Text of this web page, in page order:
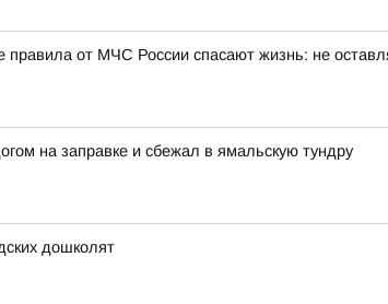
правила от МЧС России спасают жизнь: не
на заправке и сбежал в ямальскую тундру
дошколят